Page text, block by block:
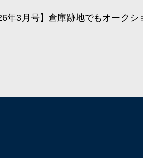
年3月号】倉庫跡地でもオークシ